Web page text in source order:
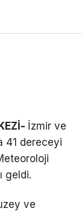
İzmir ve
41 dereceyi
geldi.
ve